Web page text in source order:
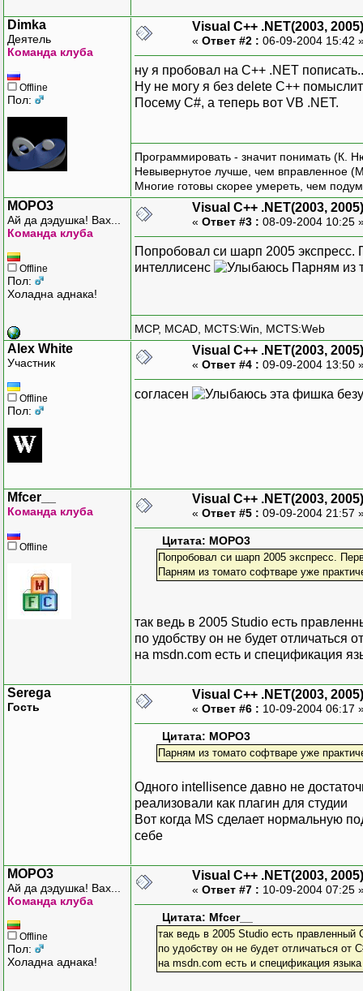
Dimka
Деятель
Команда клуба
Offline
Пол:
Visual C++ .NET(2003, 2005)
« Ответ #2 : 06-09-2004 15:42
ну я пробовал на C++ .NET
Ну не могу я без delete C++
Посему C#, а теперь вот VB .NET.
Программировать - значит понимать (К.
Невывернутое лучше, чем вправленное
Многие готовы скорее умереть, чем
MOPO3
Ай да дэдушка! Вах...
Команда клуба
Offline
Пол:
Холадна аднака!
Visual C++ .NET(2003, 2005)
« Ответ #3 : 08-09-2004 10:25
Попробовал си шарп 2005
интеллисенс
Парням из
MCP, MCAD, MCTS:Win, MCTS:Web
Alex White
Участник
Offline
Пол:
Visual C++ .NET(2003, 2005)
« Ответ #4 : 09-09-2004 13:50
согласен эта фишка
Mfcer__
Команда клуба
Offline
Visual C++ .NET(2003, 2005)
« Ответ #5 : 09-09-2004 21:57
Цитата: MOPO3
Попробовал си шарп 2005 экспресс.
Парням из томато софтваре уже
так ведь в 2005 Studio есть
по удобству он не будет отличаться
на msdn.com есть и спецификация
Serega
Гость
Visual C++ .NET(2003, 2005)
« Ответ #6 : 10-09-2004 06:17
Цитата: MOPO3
Парням из томато софтваре уже
Одного intellisence давно не
реализовали как плагин для студии
Вот когда MS сделает нормальную
себе
MOPO3
Ай да дэдушка! Вах...
Команда клуба
Offline
Пол:
Холадна аднака!
Visual C++ .NET(2003, 2005)
« Ответ #7 : 10-09-2004 07:25
Цитата: Mfcer__
так ведь в 2005 Studio есть
по удобству он не будет отличаться от
на msdn.com есть и спецификация